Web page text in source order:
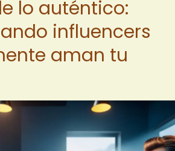
lo auténtico:
influencers
aman tu